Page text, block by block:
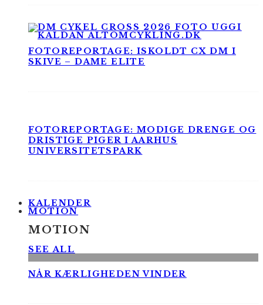
FOTOREPORTAGE: ISKOLDT CX DM I
SKIVE – DAME ELITE
FOTOREPORTAGE: MODIGE DRENGE OG
DRISTIGE PIGER I AARHUS
UNIVERSITETSPARK
KALENDER
MOTION
MOTION
SEE ALL
NÅR KÆRLIGHEDEN VINDER